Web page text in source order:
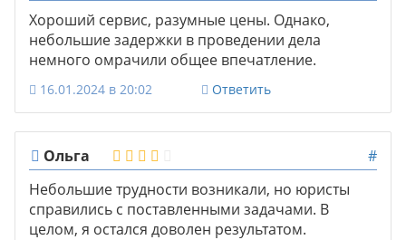
Хороший сервис, разумные цены. Однако,
небольшие задержки в проведении дела
немного омрачили общее впечатление.
16.01.2024 в 20:02 Ответить
Ольга
#
Небольшие трудности возникали, но юристы
справились с поставленными задачами. В
целом, я остался доволен результатом.